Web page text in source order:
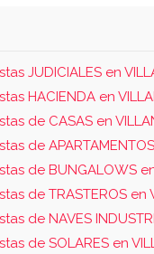
JUDICIALES en
HACIENDA en
de CASAS en
de
de BUNGALOWS
de TRASTEROS en
de NAVES
de SOLARES en